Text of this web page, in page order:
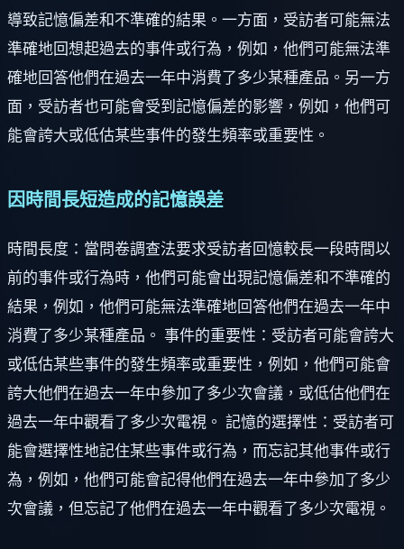
導致記憶偏差和不準確的結果。一方面，受訪者可能無法
準確地回想起過去的事件或行為，例如，他們可能無法準
確地回答他們在過去一年中消費了多少某種產品。另一方
面，受訪者也可能會受到記憶偏差的影響，例如，他們可
能會誇大或低估某些事件的發生頻率或重要性。
因時間長短造成的記憶誤差
時間長度：當問卷調查法要求受訪者回憶較長一段時間以
前的事件或行為時，他們可能會出現記憶偏差和不準確的
結果，例如，他們可能無法準確地回答他們在過去一年中
消費了多少某種產品。 事件的重要性：受訪者可能會誇大
或低估某些事件的發生頻率或重要性，例如，他們可能會
誇大他們在過去一年中參加了多少次會議，或低估他們在
過去一年中觀看了多少次電視。 記憶的選擇性：受訪者可
能會選擇性地記住某些事件或行為，而忘記其他事件或行
為，例如，他們可能會記得他們在過去一年中參加了多少
次會議，但忘記了他們在過去一年中觀看了多少次電視。